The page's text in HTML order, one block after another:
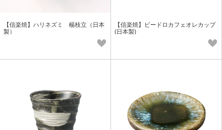
【信楽焼】ハリネズミ 楊枝立（日本
製）
【信楽焼】ビードロカフェオレカップ
(日本製)